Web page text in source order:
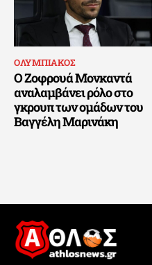
ΟΛΥΜΠΙΑΚΟΣ
Ο Ζοφρουά Μονκαντά
αναλαμβάνει ρόλο στο
γκρουπ των ομάδων του
Βαγγέλη Μαρινάκη